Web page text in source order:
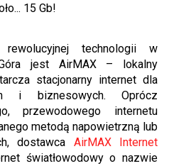
15 Gb!
technologii w
jest AirMAX – lokalny
stacjonarny internet dla
i biznesowych. Oprócz
przewodowego internetu
metodą napowietrzną lub
dostawca AirMAX Internet
światłowodowy o nazwie